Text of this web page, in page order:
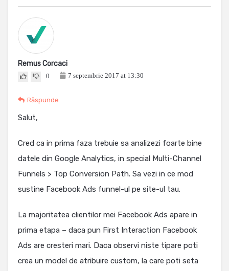
Remus Corcaci
0 7 septembrie 2017 at 13:30
Răspunde
Salut,
Cred ca in prima faza trebuie sa analizezi foarte bine
datele din Google Analytics, in special Multi-Channel
Funnels > Top Conversion Path. Sa vezi in ce mod
sustine Facebook Ads funnel-ul pe site-ul tau.
La majoritatea clientilor mei Facebook Ads apare in
prima etapa – daca pun First Interaction Facebook
Ads are cresteri mari. Daca observi niste tipare poti
crea un model de atribuire custom, la care poti seta